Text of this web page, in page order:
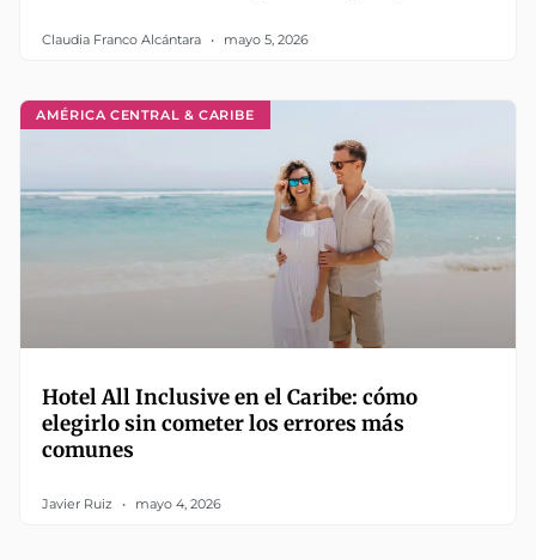
Claudia Franco Alcántara mayo 5, 2026
AMÉRICA CENTRAL & CARIBE
Hotel All Inclusive en el Caribe: cómo
elegirlo sin cometer los errores más
comunes
Javier Ruiz mayo 4, 2026